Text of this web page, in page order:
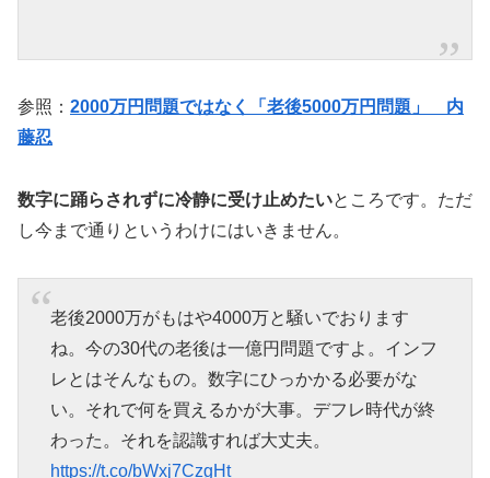
参照： 2000万円問題ではなく「老後5000万円問題」 内
藤忍
数字に踊らされずに冷静に受け止めたいところです。ただ
し今まで通りというわけにはいきません。
老後2000万がもはや4000万と騒いでおります
ね。今の30代の老後は一億円問題ですよ。インフ
レとはそんなもの。数字にひっかかる必要がな
い。それで何を買えるかが大事。デフレ時代が終
わった。それを認識すれば大丈夫。
https://t.co/bWxj7CzgHt